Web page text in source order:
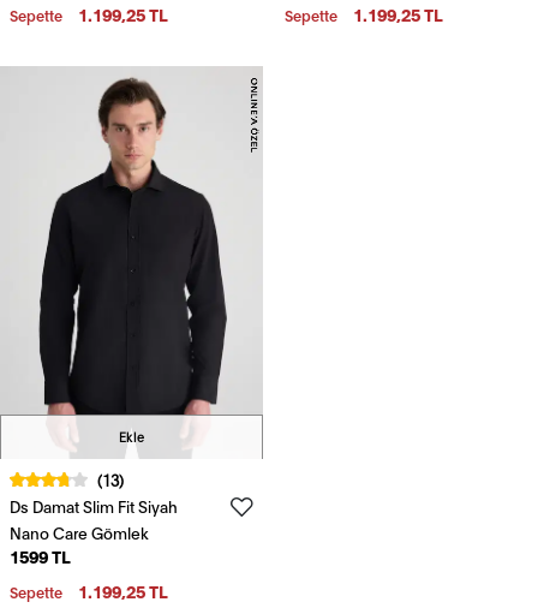
Sepette 1.199,25 TL Sepette 1.199,25 TL
Ekle
(13)
Ds Damat Slim Fit Siyah
Nano Care Gömlek
1599 TL
Sepette 1.199,25 TL